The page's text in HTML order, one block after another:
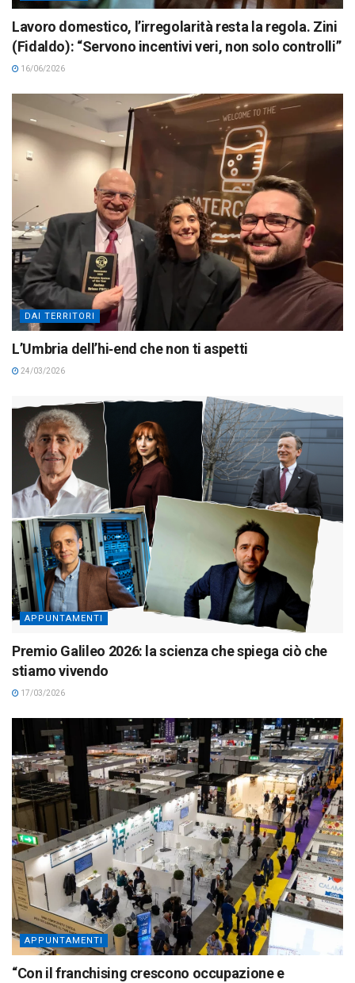
Lavoro domestico, l’irregolarità resta la regola. Zini
(Fidaldo): “Servono incentivi veri, non solo controlli”
16/06/2026
DAI TERRITORI
L’Umbria dell’hi‑end che non ti aspetti
24/03/2026
APPUNTAMENTI
Premio Galileo 2026: la scienza che spiega ciò che
stiamo vivendo
17/03/2026
APPUNTAMENTI
“Con il franchising crescono occupazione e